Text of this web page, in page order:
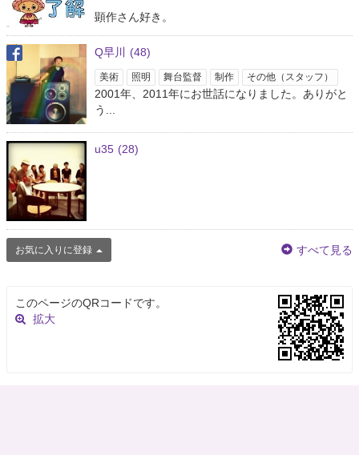
顕作さん好き。
Q早川 (48)
美術 照明 舞台監督 制作 その他（スタッフ）
2001年、2011年にお世話になりました。ありがと
う...
u35 (28)
お気に入りに登録 すべて見る
このページのQRコードです。
拡大